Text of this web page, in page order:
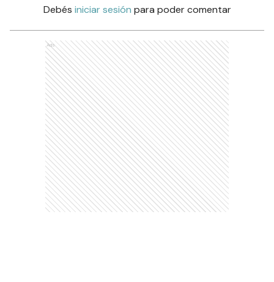
Debés iniciar sesión para poder comentar
Ads